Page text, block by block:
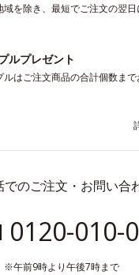
域を除き、最短でご注文の翌
ルプレゼント
ルはご注文商品の合計個数ま
でのご注文・お問い合
0120-010-
午前9時より午後7時まで